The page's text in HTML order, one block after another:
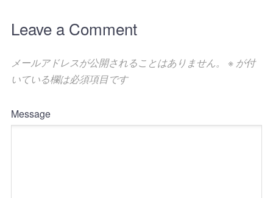
Leave a Comment
メールアドレスが公開されることはありません。 ※が付
いている欄は必須項目です
Message